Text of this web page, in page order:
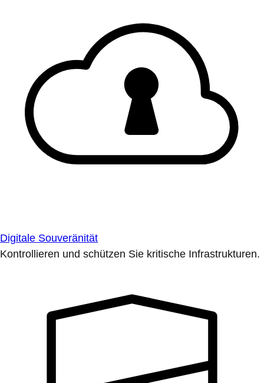
Digitale Souveränität
Kontrollieren und schützen Sie kritische Infrastrukturen.